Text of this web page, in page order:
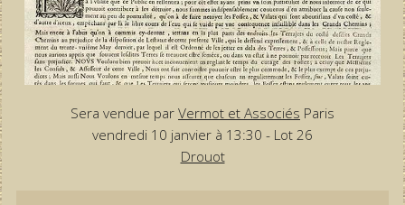
Sera vendue parVermot et Associés Paris
vendredi 10 janvier à 13:30 - Lot 26
Drouot